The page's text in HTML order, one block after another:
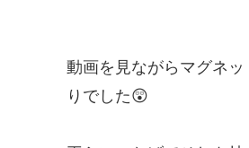
動画を見ながらマグネ
りでした😲